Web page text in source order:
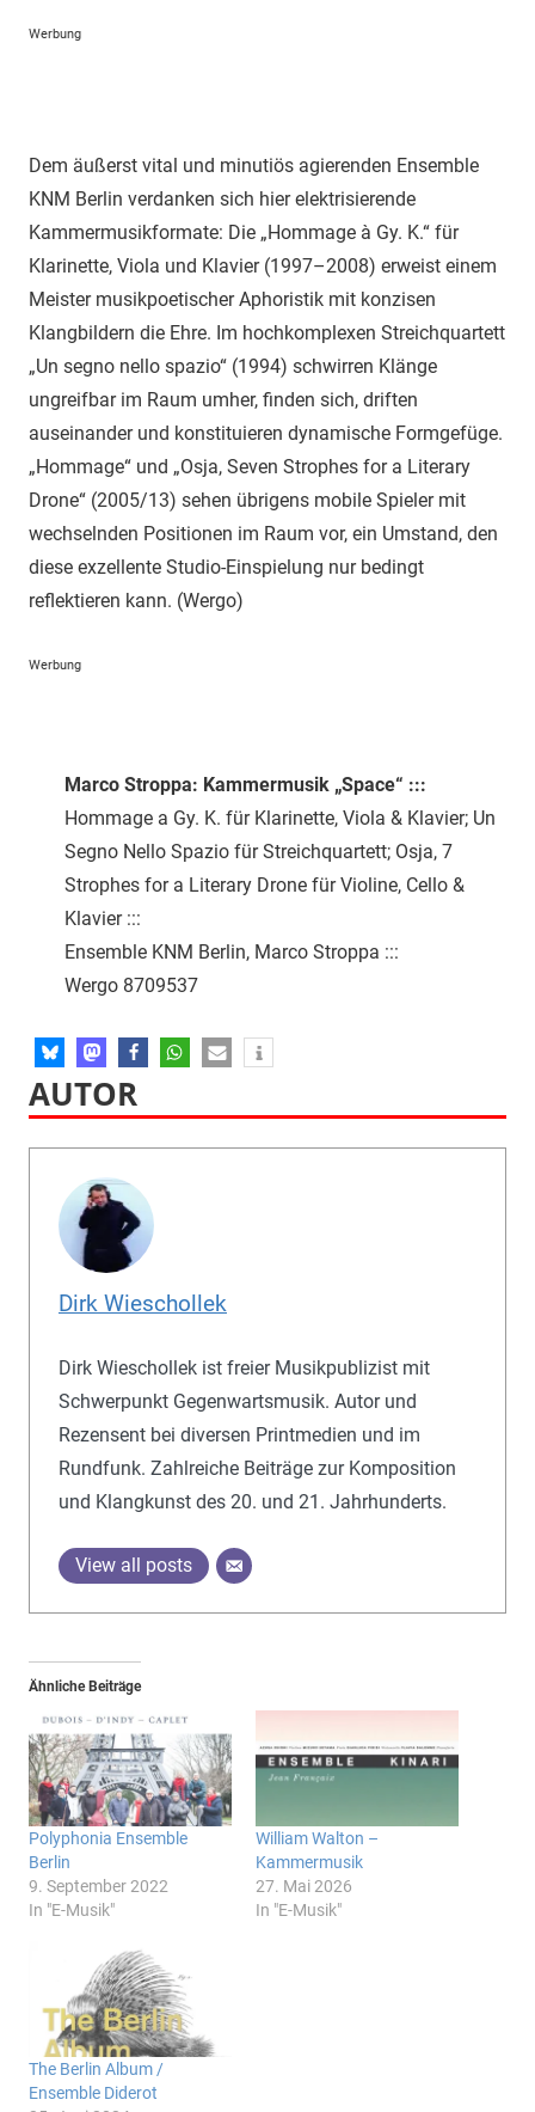
Werbung
Dem äußerst vital und minutiös agierenden Ensemble
KNM Berlin verdanken sich hier elektrisierende
Kammermusikformate: Die „Hommage à Gy. K.“ für
Klarinette, Viola und Klavier (1997–2008) erweist einem
Meister musikpoetischer Aphoristik mit konzisen
Klangbildern die Ehre. Im hochkomplexen Streichquartett
„Un segno nello spazio“ (1994) schwirren Klänge
ungreifbar im Raum umher, finden sich, driften
auseinander und konstituieren dynamische Formgefüge.
„Hommage“ und „Osja, Seven Strophes for a Literary
Drone“ (2005/13) sehen übrigens mobile Spieler mit
wechselnden Positionen im Raum vor, ein Umstand, den
diese exzellente Studio-Einspielung nur bedingt
reflektieren kann. (Wergo)
Werbung
Marco Stroppa: Kammermusik „Space“ :::
Hommage a Gy. K. für Klarinette, Viola & Klavier; Un
Segno Nello Spazio für Streichquartett; Osja, 7
Strophes for a Literary Drone für Violine, Cello &
Klavier :::
Ensemble KNM Berlin, Marco Stroppa :::
Wergo 8709537
AUTOR
Dirk Wieschollek
Dirk Wieschollek ist freier Musikpublizist mit
Schwerpunkt Gegenwartsmusik. Autor und
Rezensent bei diversen Printmedien und im
Rundfunk. Zahlreiche Beiträge zur Komposition
und Klangkunst des 20. und 21. Jahrhunderts.
View all posts
Ähnliche Beiträge
Polyphonia Ensemble
Berlin
9. September 2022
In "E-Musik"
William Walton –
Kammermusik
27. Mai 2026
In "E-Musik"
The Berlin Album /
Ensemble Diderot